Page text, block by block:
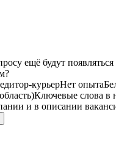
ещё будут
курьерНет опыта
Ключевые слова в
и в описании